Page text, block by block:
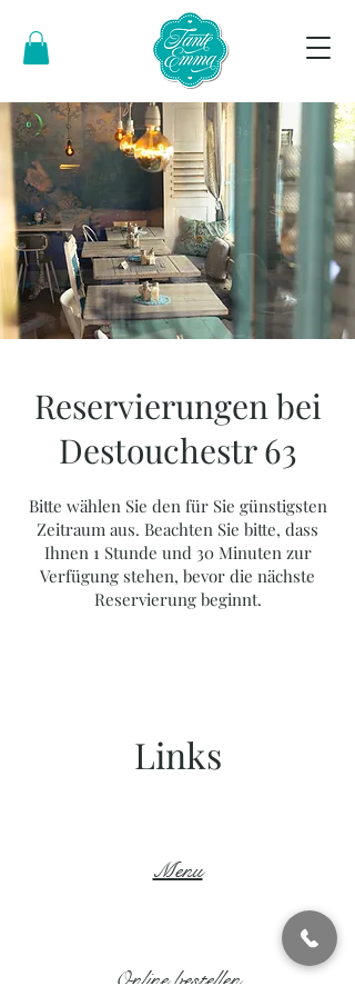
Reservierungen bei
Destouchestr 63
Bitte wählen Sie den für Sie günstigsten
Zeitraum aus. Beachten Sie bitte, dass
Ihnen 1 Stunde und 30 Minuten zur
Verfügung stehen, bevor die nächste
Reservierung beginnt.
Links
Menu
Online bestellen